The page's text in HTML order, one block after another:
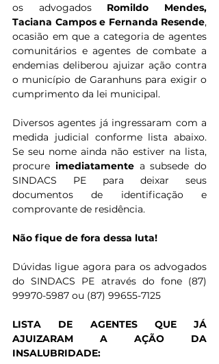
os advogados Romildo Mendes,
Taciana Campos e Fernanda Resende,
ocasião em que a categoria de agentes
comunitários e agentes de combate a
endemias deliberou ajuizar ação contra
o município de Garanhuns para exigir o
cumprimento da lei municipal.
Diversos agentes já ingressaram com a
medida judicial conforme lista abaixo.
Se seu nome ainda não estiver na lista,
procure imediatamente a subsede do
SINDACS PE para deixar seus
documentos de identificação e
comprovante de residência.
Não fique de fora dessa luta!
Dúvidas ligue agora para os advogados
do SINDACS PE através do fone (87)
99970-5987 ou (87) 99655-7125
LISTA DE AGENTES QUE JÁ
AJUIZARAM A AÇÃO DA
INSALUBRIDADE: